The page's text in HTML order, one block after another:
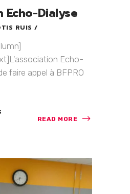
Echo-Dialyse
RUIS
Echo-
faire appel à BFPRO
READ MORE